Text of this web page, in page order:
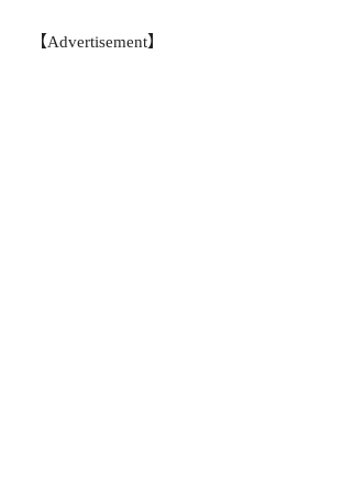
【Advertisement】